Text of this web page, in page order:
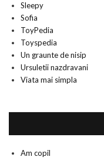
Sleepy
Sofia
ToyPedia
Toyspedia
Un graunte de nisip
Ursuletii nazdravani
Viata mai simpla
Am copil